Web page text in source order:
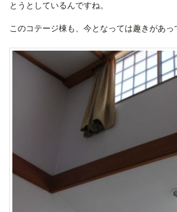
とうとしているんですね。
このコテージ棟も、今となっては趣きがあっ